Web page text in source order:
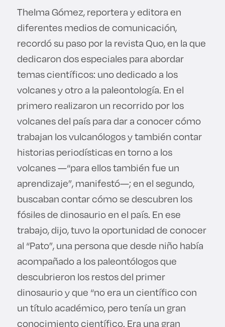
Thelma Gómez, reportera y editora en
diferentes medios de comunicación,
recordó su paso por la revista Quo, en la que
dedicaron dos especiales para abordar
temas científicos: uno dedicado a los
volcanes y otro a la paleontología. En el
primero realizaron un recorrido por los
volcanes del país para dar a conocer cómo
trabajan los vulcanólogos y también contar
historias periodísticas en torno a los
volcanes —“para ellos también fue un
aprendizaje”, manifestó—; en el segundo,
buscaban contar cómo se descubren los
fósiles de dinosaurio en el país. En ese
trabajo, dijo, tuvo la oportunidad de conocer
al “Pato”, una persona que desde niño había
acompañado a los paleontólogos que
descubrieron los restos del primer
dinosaurio y que “no era un científico con
un título académico, pero tenía un gran
conocimiento científico. Era una gran